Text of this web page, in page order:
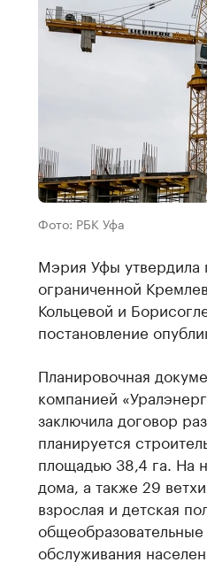
Фото: РБК Уфа
Мэрия Уфы утвердила
ограниченной
Кольцевой и
постановление
Планировочная
компанией
заключила договор
планируется
площадью 38,4 га. На
дома, а также 29
взрослая и детская
обслуживания